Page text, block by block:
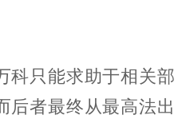
科只能求助于相关部
后者最终从最高法出